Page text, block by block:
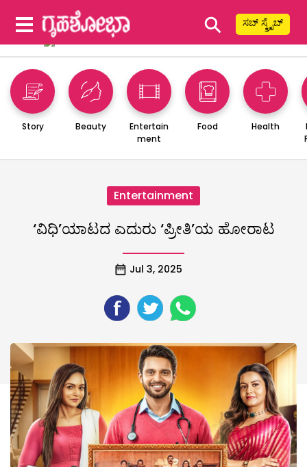
⚲ ಸಬ್ ಸ್ಕ್ರೈಬ್
Story Beauty
Entertain
ment
Food Health
Entertainment
‘ವಿಧಿ’ಯಾಟದ ಎದುರು ‘ಪ್ರೀತಿ’ಯ ಹೋರಾಟ
Jul 3, 2025